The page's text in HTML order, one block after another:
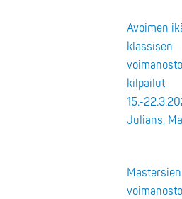
Avoimen
klassisen
kilpailut
15.-
Julians,